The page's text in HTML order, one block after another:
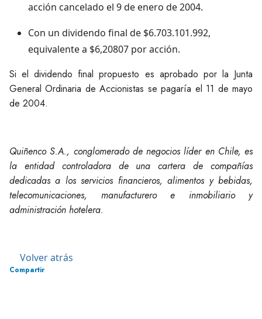
acción cancelado el 9 de enero de 2004.
Con un dividendo final de $6.703.101.992,
equivalente a $6,20807 por acción.
Si el dividendo final propuesto es aprobado por la Junta
General Ordinaria de Accionistas se pagaría el 11 de mayo
de 2004.
Quiñenco S.A., conglomerado de negocios líder en Chile, es
la entidad controladora de una cartera de compañías
dedicadas a los servicios financieros, alimentos y bebidas,
telecomunicaciones, manufacturero e inmobiliario y
administración hotelera.
Volver atrás
Compartir